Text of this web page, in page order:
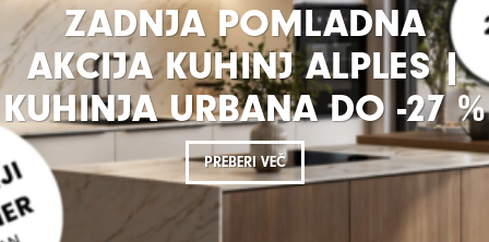
ZADNJA POMLADNA
AKCIJA KUHINJ ALPLES |
KUHINJA URBANA DO -27 %
PREBERI VEČ